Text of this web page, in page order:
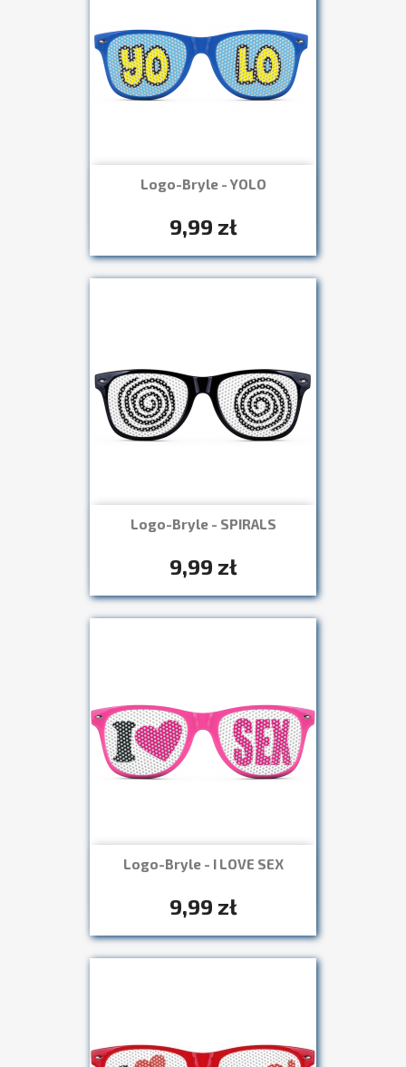
Logo-Bryle - YOLO
9,99 zł
Szybki podgląd
Logo-Bryle - SPIRALS
9,99 zł
Szybki podgląd
Logo-Bryle - I LOVE SEX
9,99 zł
Szybki podgląd